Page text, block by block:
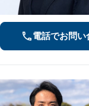
電話でお問い